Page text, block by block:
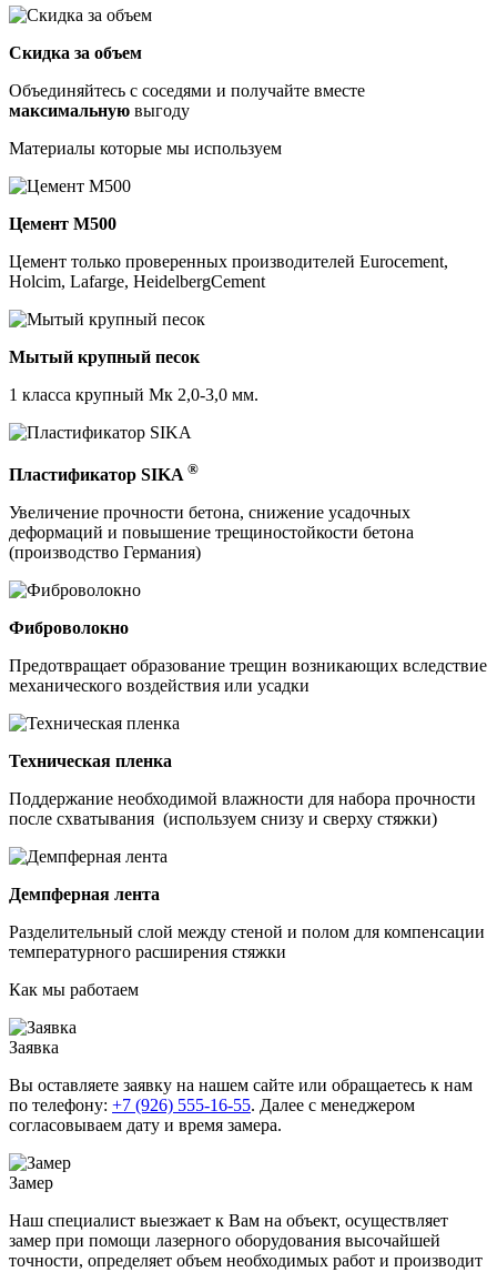
Скидка за объем
Объединяйтесь с соседями и получайте вместе
максимальную выгоду
Материалы которые мы используем
Цемент М500
Цемент только проверенных производителей Eurocement,
Holcim, Lafarge, HeidelbergCement
Мытый крупный песок
1 класса крупный Мк 2,0-3,0 мм.
Пластификатор SIKA ®
Увеличение прочности бетона, снижение усадочных
деформаций и повышение трещиностойкости бетона
(производство Германия)
Фиброволокно
Предотвращает образование трещин возникающих вследствие
механического воздействия или усадки
Техническая пленка
Поддержание необходимой влажности для набора прочности
после схватывания (используем снизу и сверху стяжки)
Демпферная лента
Разделительный слой между стеной и полом для компенсации
температурного расширения стяжки
Как мы работаем
Заявка
Вы оставляете заявку на нашем сайте или обращаетесь к нам
по телефону: +7 (926) 555-16-55. Далее с менеджером
согласовываем дату и время замера.
Замер
Наш специалист выезжает к Вам на объект, осуществляет
замер при помощи лазерного оборудования высочайшей
точности, определяет объем необходимых работ и производит